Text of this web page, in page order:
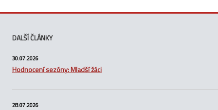
DALŠÍ ČLÁNKY
30.07.2026
Hodnocení sezóny: Mladší žáci
28.07.2026